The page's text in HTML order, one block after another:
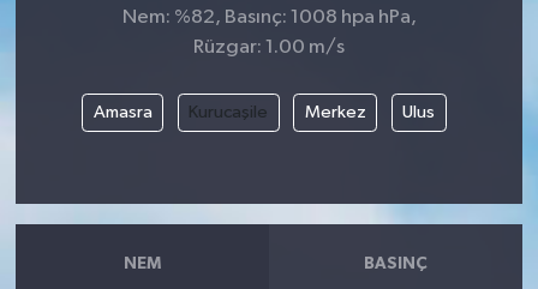
Nem: %82, Basınç: 1008 hpa hPa,
Rüzgar: 1.00 m/s
Amasra Kurucaşile Merkez Ulus
NEM BASINÇ